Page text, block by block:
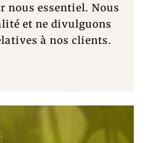
nous essentiel. Nous
et ne divulguons
à nos clients.